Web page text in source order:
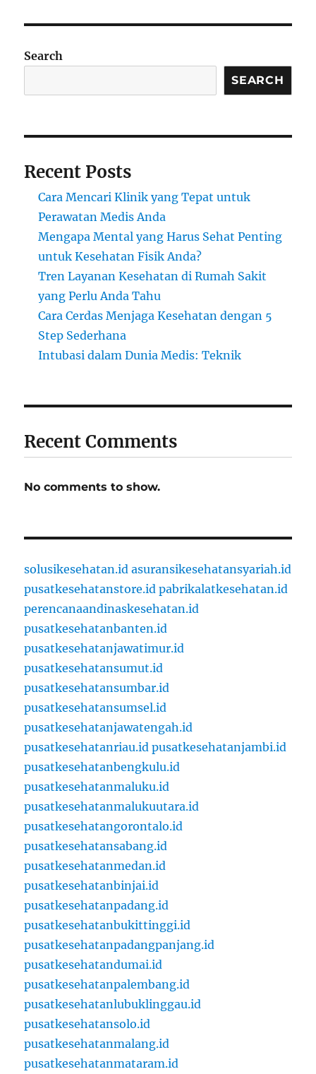
Search
SEARCH
Recent Posts
Cara Mencari Klinik yang Tepat untuk
Perawatan Medis Anda
Mengapa Mental yang Harus Sehat Penting
untuk Kesehatan Fisik Anda?
Tren Layanan Kesehatan di Rumah Sakit
yang Perlu Anda Tahu
Cara Cerdas Menjaga Kesehatan dengan 5
Step Sederhana
Intubasi dalam Dunia Medis: Teknik
Recent Comments
No comments to show.
solusikesehatan.id asuransikesehatansyariah.id
pusatkesehatanstore.id pabrikalatkesehatan.id
perencanaandinaskesehatan.id
pusatkesehatanbanten.id
pusatkesehatanjawatimur.id
pusatkesehatansumut.id
pusatkesehatansumbar.id
pusatkesehatansumsel.id
pusatkesehatanjawatengah.id
pusatkesehatanriau.id pusatkesehatanjambi.id
pusatkesehatanbengkulu.id
pusatkesehatanmaluku.id
pusatkesehatanmalukuutara.id
pusatkesehatangorontalo.id
pusatkesehatansabang.id
pusatkesehatanmedan.id
pusatkesehatanbinjai.id
pusatkesehatanpadang.id
pusatkesehatanbukittinggi.id
pusatkesehatanpadangpanjang.id
pusatkesehatandumai.id
pusatkesehatanpalembang.id
pusatkesehatanlubuklinggau.id
pusatkesehatansolo.id
pusatkesehatanmalang.id
pusatkesehatanmataram.id